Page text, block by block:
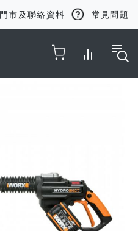
門市及聯絡資料 常見問題